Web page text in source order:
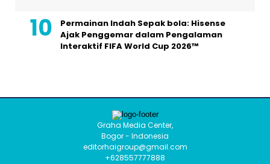
Permainan Indah Sepak bola: Hisense
Ajak Penggemar dalam Pengalaman
Interaktif FIFA World Cup 2026™
Graha Media Center,
Bogor - Indonesia
editorhaigroup@gmail.com
+628557777888